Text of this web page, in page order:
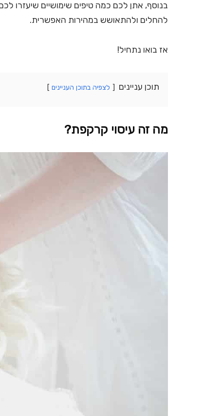
בנוסף, אתן לכם כמה טיפים שימושיים שיעזרו
להחלים ולהתאושש במהירות האפשרית.
אז בואו נתחיל!
תוכן עניינים לצפיה בתוכן העניינים
מה זה עיסוי קרקפת?